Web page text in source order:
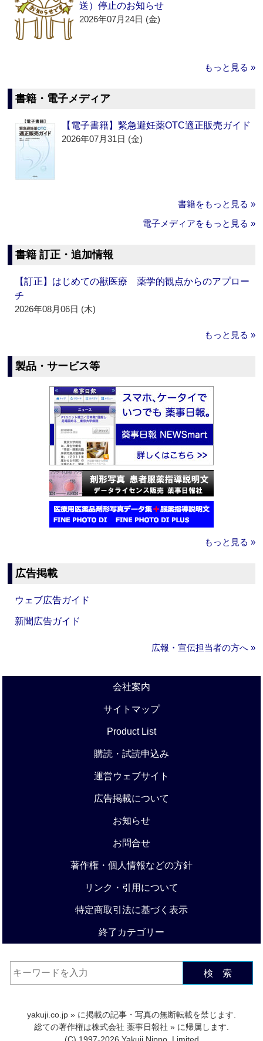
送）停止のお知らせ
2026年07月24日 (金)
もっと見る »
書籍・電子メディア
【電子書籍】緊急避妊薬OTC適正販売ガイド
2026年07月31日 (金)
書籍をもっと見る »
電子メディアをもっと見る »
書籍 訂正・追加情報
【訂正】はじめての獣医療 薬学的観点からのアプロー
チ
2026年08月06日 (木)
もっと見る »
製品・サービス等
もっと見る »
広告掲載
ウェブ広告ガイド
新聞広告ガイド
広報・宣伝担当者の方へ »
会社案内
サイトマップ
Product List
購読・試読申込み
運営ウェブサイト
広告掲載について
お知らせ
お問合せ
著作権・個人情報などの方針
リンク・引用について
特定商取引法に基づく表示
終了カテゴリー
検 索
yakuji.co.jp » に掲載の記事・写真の無断転載を禁じます.
総ての著作権は株式会社 薬事日報社 » に帰属します.